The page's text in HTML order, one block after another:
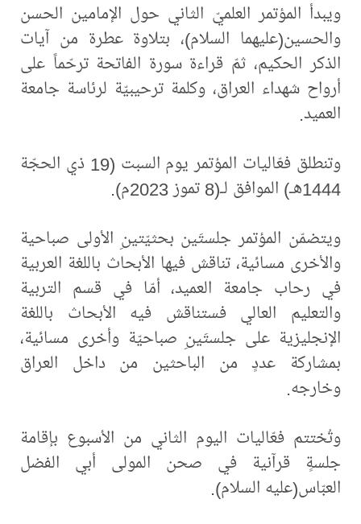
ويبدأ المؤتمر العلميّ الثاني حول الإمامين الحسن
والحسين(عليهما السلام)، بتلاوة عطرة من آيات
الذكر الحكيم، ثمّ قراءة سورة الفاتحة ترحّماً على
أرواح شهداء العراق، وكلمة ترحيبيّة لرئاسة جامعة
العميد.
وتنطلق فعّاليات المؤتمر يوم السبت (19 ذي الحجّة
1444هـ) الموافق لـ(8 تموز 2023م).
ويتضمّن المؤتمر جلستَين بحثيّتينِ الأولى صباحية
والأخرى مسائية، تناقش فيها الأبحاث باللغة العربية
في رحاب جامعة العميد، أمّا في قسم التربية
والتعليم العالي فستناقش فيه الأبحاث باللغة
الإنجليزية على جلستَينِ صباحيّة وأخرى مسائية،
بمشاركة عددٍ من الباحثين من داخل العراق
وخارجه.
وتُختتم فعّاليات اليوم الثاني من الأسبوع بإقامة
جلسةٍ قرآنية في صحن المولى أبي الفضل
العبّاس(عليه السلام).